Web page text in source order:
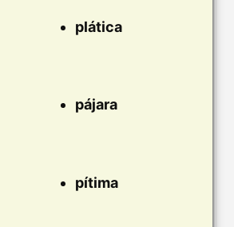
plática
pájara
pítima